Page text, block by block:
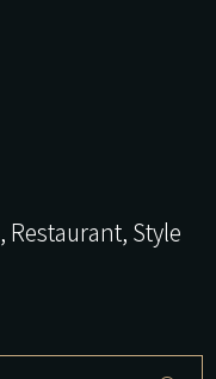
Restaurant Style